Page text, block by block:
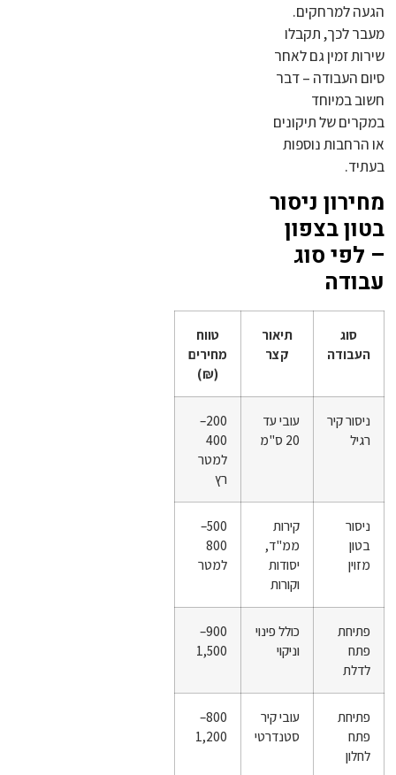
הגעה למרחקים.
מעבר לכך, תקבלו
שירות זמין גם לאחר
סיום העבודה – דבר
חשוב במיוחד
במקרים של תיקונים
או הרחבות נוספות
בעתיד.
מחירון ניסור
בטון בצפון
– לפי סוג
עבודה
סוג
העבודה
תיאור
קצר
טווח
מחירים
(₪)
ניסור קיר
רגיל
עובי עד
20 ס"מ
200–
400
למטר
רץ
ניסור
בטון
מזוין
קירות
ממ"ד,
יסודות
וקורות
500–
800
למטר
פתיחת
פתח
לדלת
כולל פינוי
וניקוי
900–
1,500
פתיחת
פתח
לחלון
עובי קיר
סטנדרטי
800–
1,200